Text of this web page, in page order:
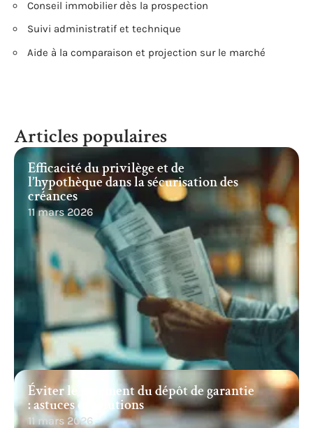
Conseil immobilier dès la prospection
Suivi administratif et technique
Aide à la comparaison et projection sur le marché
Articles populaires
Efficacité du privilège et de
l’hypothèque dans la sécurisation des
créances
11 mars 2026
Éviter le paiement du dépôt de garantie
: astuces et solutions
11 mars 2026